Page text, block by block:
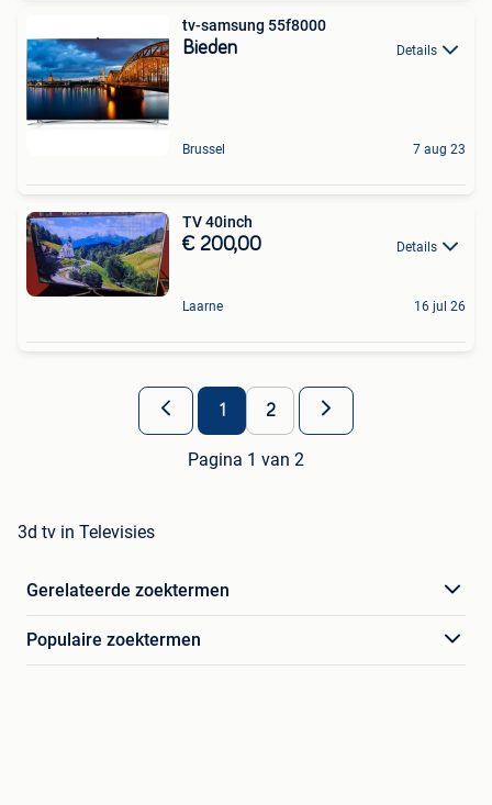
tv-samsung 55f8000
Bieden Details
Brussel 7 aug 23
TV 40inch
€ 200,00 Details
Laarne 16 jul 26
1 2
Pagina 1 van 2
3d tv in Televisies
Gerelateerde zoektermen
Populaire zoektermen